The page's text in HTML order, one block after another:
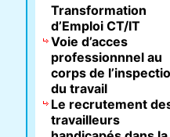
Transformation
d’Emploi CT/IT
Voie d’acces
professionnnel au
corps de
du travail
Le recrutement
travailleurs